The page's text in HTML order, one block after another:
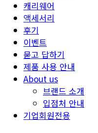
캐리웨어
액세서리
후기
이벤트
묻고 답하기
제품 사용 안내
About us
브랜드 소개
입점처 안내
기업회원전용